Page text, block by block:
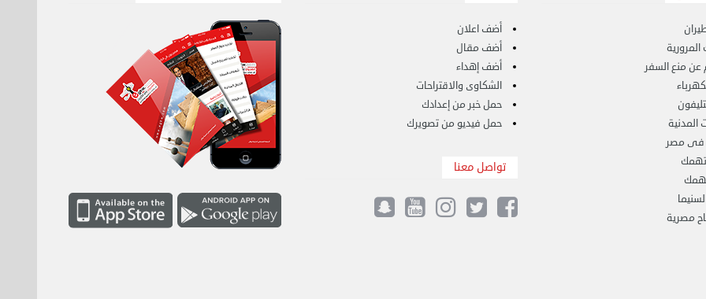
أضف اعلان
أضف مقال
أضف إهداء
الشكاوى والاقتراحات
حمل خبر من إعدادك
حمل فيديو من تصويرك
تواصل معنا
عن منع السفر
المدنية
فى مصر
مصرية